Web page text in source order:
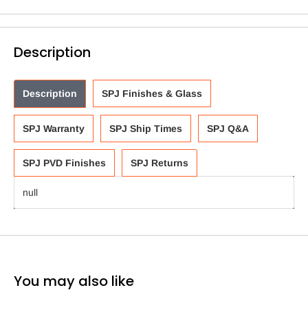
Description
Description SPJ Finishes & Glass
SPJ Warranty SPJ Ship Times SPJ Q&A
SPJ PVD Finishes SPJ Returns
null
You may also like